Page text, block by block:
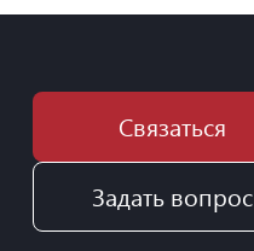
Связаться
Задать вопрос